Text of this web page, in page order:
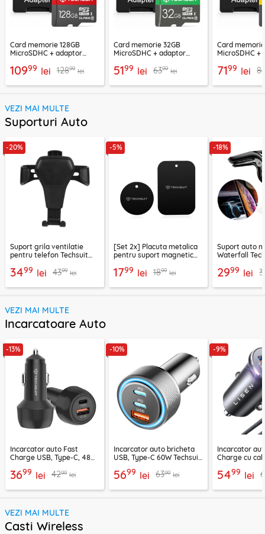
Card memorie 128GB
MicroSDHC + adaptor
10999 lei 12899 lei
Card memorie 32GB
MicroSDHC + adaptor
5199 lei 6399 lei
Card
MicroSDHC +
7199 lei
VEZI MAI MULTE
Suporturi Auto
-20%
Suport grila ventilatie
pentru telefon Techsuit
3499 lei 4399 lei
-5%
[Set 2x] Placuta metalica
pentru suport magnetic
negru
1799 lei 1899 lei
-18%
Suport auto
Waterfall
2999 lei
VEZI MAI MULTE
Incarcatoare Auto
-13%
Incarcator auto Fast
Charge USB, Type-C, 48W
3699 lei 4299 lei
-10%
Incarcator auto bricheta
USB, Type-C 60W Techsuit
5699 lei 6399 lei
-9%
Incarcator
Charge cu
5499 lei
VEZI MAI MULTE
Casti Wireless